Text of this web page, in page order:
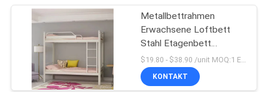
Einfachbett aus
Metall
Metallbettrahmen
Erwachsene Loftbett
Stahl Etagenbett
Wohnmöbel im
Großhandel in China
$19.80 - $38.90 /unit MOQ:1 Einheit
KONTAKT